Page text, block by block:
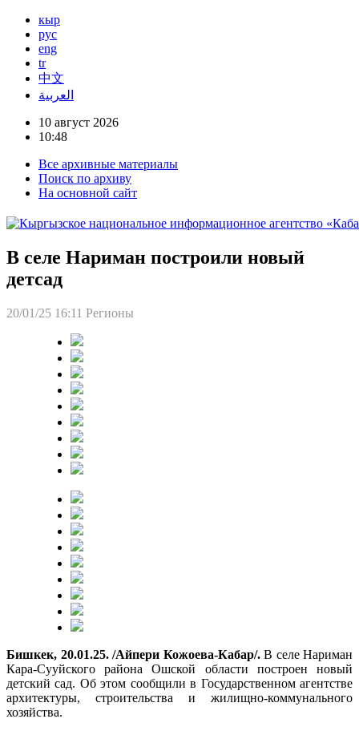
кыр
рус
eng
tr
中文
العربية
10 август 2026
10:48
Все архивные материалы
Поиск по архиву
На основной сайт
В селе Нариман построили новый
детсад
20/01/25 16:11 Регионы
Бишкек, 20.01.25. /Айпери Кожоева-Кабар/.В селе Нариман
Кара-Сууйского района Ошской области построен новый
детский сад. Об этом сообщили в Государственном агентстве
архитектуры, строительства и жилищно-коммунального
хозяйства.